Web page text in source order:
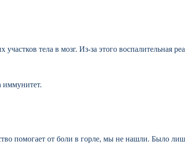
тела в мозг. Из-за этого воспалительная
иммунитет.
помогает от боли в горле, мы не нашли. Было